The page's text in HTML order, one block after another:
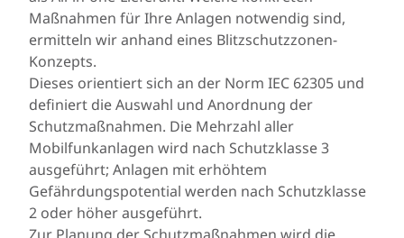
Maßnahmen für Ihre Anlagen notwendig sind,
ermitteln wir anhand eines Blitzschutzzonen-
Konzepts.
Dieses orientiert sich an der Norm IEC 62305 und
definiert die Auswahl und Anordnung der
Schutzmaßnahmen. Die Mehrzahl aller
Mobilfunkanlagen wird nach Schutzklasse 3
ausgeführt; Anlagen mit erhöhtem
Gefährdungspotential werden nach Schutzklasse
2 oder höher ausgeführt.